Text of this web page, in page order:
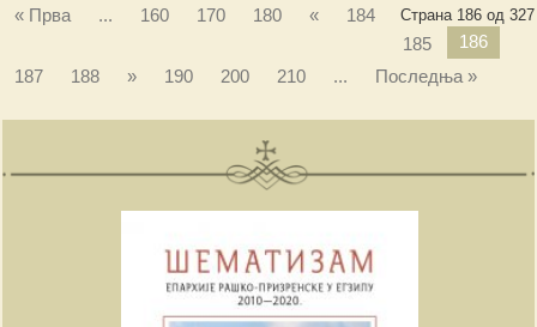
Страна 186 од 327
« Прва ... 160 170 180 «
184
185
186
187
188 » 190 200 210 ... Последња »